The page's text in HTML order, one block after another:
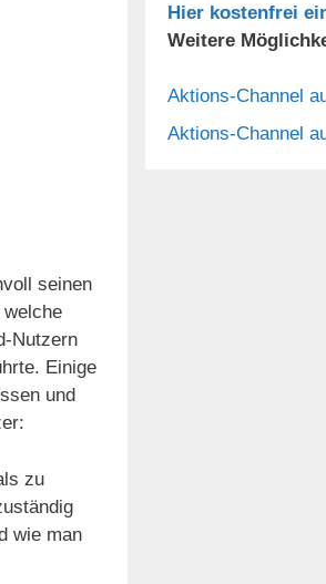
seinen
Nutzern
Einige
und
zu
wie man
Hier kostenfrei
Weitere
Aktions-Channel
Aktions-Channel